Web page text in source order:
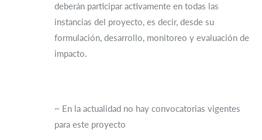
deberán participar activamente en todas las
instancias del proyecto, es decir, desde su
formulación, desarrollo, monitoreo y evaluación de
impacto.
~ En la actualidad no hay convocatorias vigentes
para este proyecto